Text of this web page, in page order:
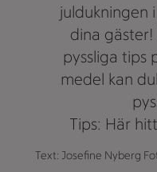
juldukningen
dina
pyssliga tips
medel kan
Tips: Här
Text: Josefine Nyberg